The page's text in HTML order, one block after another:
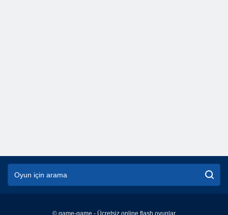
© game-game - Ücretsiz online flash oyunlar